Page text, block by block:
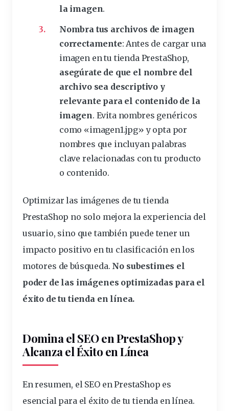
la imagen.
Nombra tus archivos de imagen
correctamente: Antes de cargar una
imagen en tu tienda PrestaShop,
asegúrate de que el nombre del
archivo sea descriptivo y
relevante para el contenido de la
imagen. Evita nombres genéricos
como «imagen1.jpg» y opta por
nombres que incluyan palabras
clave relacionadas con tu producto
o contenido.
Optimizar las imágenes de tu tienda
PrestaShop no solo mejora la experiencia del
usuario, sino que también puede tener un
impacto positivo en tu clasificación en los
motores de búsqueda. No subestimes el
poder de las imágenes optimizadas para el
éxito de tu tienda en línea.
Domina el SEO en PrestaShop y
Alcanza el Éxito en Línea
En resumen, el SEO en PrestaShop es
esencial para el éxito de tu tienda en línea.